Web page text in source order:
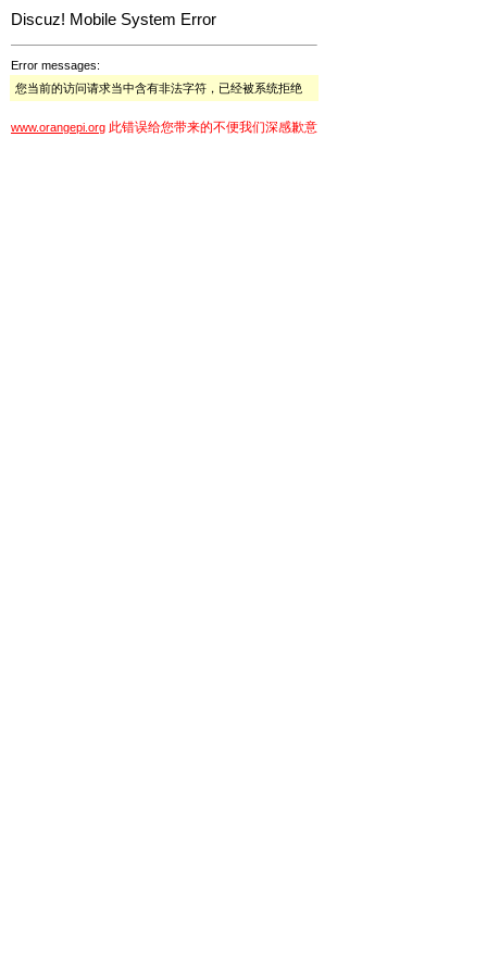
Discuz! Mobile System Error
Error messages:
您当前的访问请求当中含有非法字符，已经被系统拒绝
www.orangepi.org 此错误给您带来的不便我们深感歉意